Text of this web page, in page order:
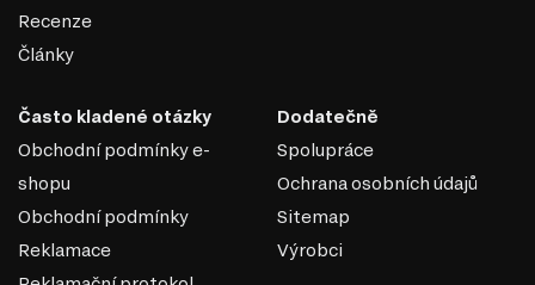
Recenze
Články
Často kladené otázky
Obchodní podmínky e-
shopu
Obchodní podmínky
Reklamace
Dodatečně
Spolupráce
Ochrana osobních údajů
Sitemap
Výrobci